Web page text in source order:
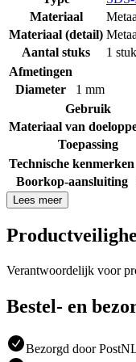
Materiaal
Materiaal (detail)
Aantal stuks
1
Afmetingen
Diameter
1 mm
Gebruik
Materiaal van
Toepassing
Technische kenmerken
Boorkop-aansluiting
Lees meer
Verantwoordelijk voor
Bestel- en
Bezorgd door